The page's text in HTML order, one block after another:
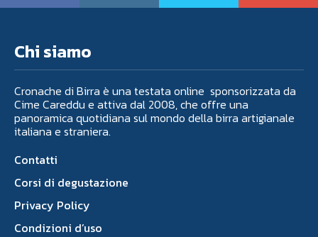
Chi siamo
Cronache di Birra è una testata online sponsorizzata da
Cime Careddu e attiva dal 2008, che offre una
panoramica quotidiana sul mondo della birra artigianale
italiana e straniera.
Contatti
Corsi di degustazione
Privacy Policy
Condizioni d’uso